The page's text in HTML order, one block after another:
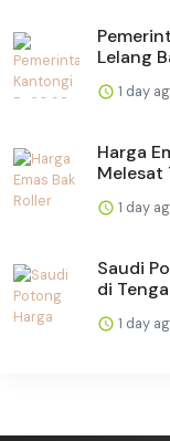
Lelang
1 day
Harga
Melesat
1 day
Saudi
di
1 day